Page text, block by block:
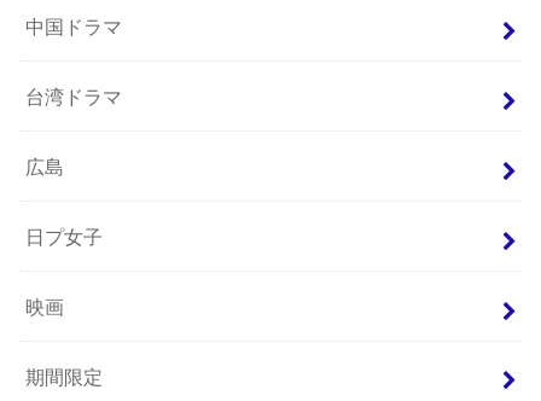
中国ドラマ
台湾ドラマ
広島
日プ女子
映画
期間限定